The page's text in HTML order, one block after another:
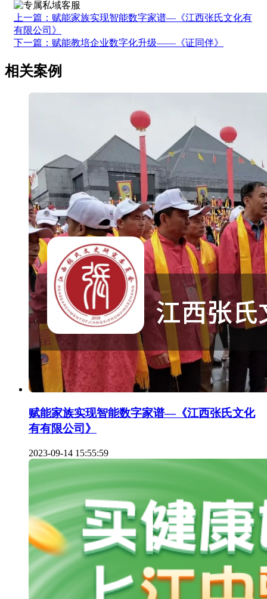
上一篇：赋能家族实现智能数字家谱—《江西张氏文化有
有限公司》
下一篇：赋能教培企业数字化升级——《证同伴》
相关案例
赋能家族实现智能数字家谱—《江西张氏文化
有有限公司》
2023-09-14 15:55:59